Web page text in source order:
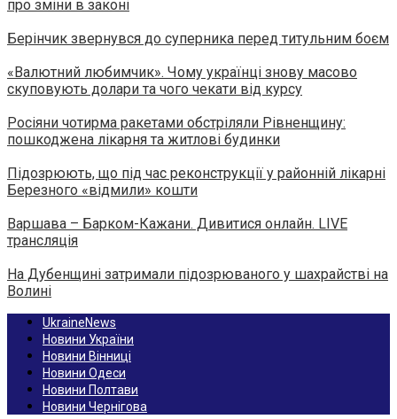
про зміни в законі
Берінчик звернувся до суперника перед титульним боєм
«Валютний любимчик». Чому українці знову масово
скуповують долари та чого чекати від курсу
Росіяни чотирма ракетами обстріляли Рівненщину:
пошкоджена лікарня та житлові будинки
Підозрюють, що під час реконструкції у районній лікарні
Березного «відмили» кошти
Варшава – Барком-Кажани. Дивитися онлайн. LIVE
трансляція
На Дубенщині затримали підозрюваного у шахрайстві на
Волині
UkraineNews
Новини України
Новини Вінниці
Новини Одеси
Новини Полтави
Новини Чернігова